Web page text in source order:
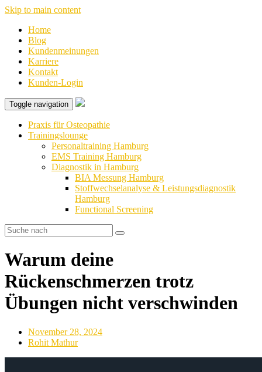
Skip to main content
Home
Blog
Kundenmeinungen
Karriere
Kontakt
Kunden-Login
Toggle navigation
Praxis für Osteopathie
Trainingslounge
Personaltraining Hamburg
EMS Training Hamburg
Diagnostik in Hamburg
BIA Messung Hamburg
Stoffwechselanalyse & Leistungsdiagnostik
Hamburg
Functional Screening
Warum deine
Rückenschmerzen trotz
Übungen nicht verschwinden
November 28, 2024
Rohit Mathur